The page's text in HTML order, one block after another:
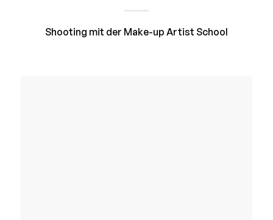
Shooting mit der Make-up Artist School